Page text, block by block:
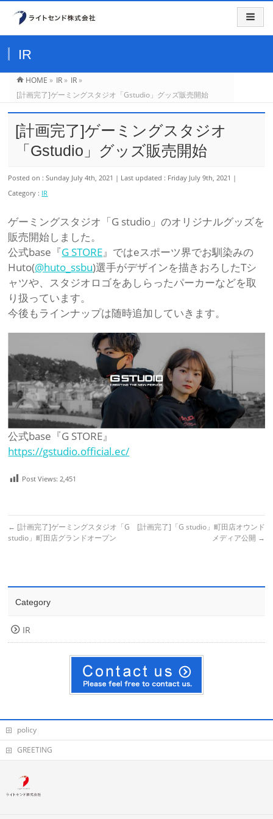
IR
HOME » IR» IR»
[計画完了]ゲーミングスタジオ「Gstudio」グッズ販売開始
[計画完了]ゲーミングスタジオ
「Gstudio」グッズ販売開始
Posted on : Sunday July 4th, 2021
Last updated : Friday July 9th, 2021
Category : IR
ゲーミングスタジオ「G studio」のオリジナルグッズを
販売開始しました。
公式base『G STORE』ではeスポーツ界でお馴染みの
Huto(@huto_ssbu)選手がデザインを描きおろしたTシ
ャツや、スタジオロゴをあしらったパーカーなどを取
り扱っています。
今後もラインナップは随時追加していきます。
公式base『G STORE』
https://gstudio.official.ec/
Post Views: 2,451
← [計画完了]ゲーミングスタジオ「G
studio」町田店グランドオープン
[計画完了]「G studio」町田店オウンド
メディア公開 →
Category
IR
policy
GREETING